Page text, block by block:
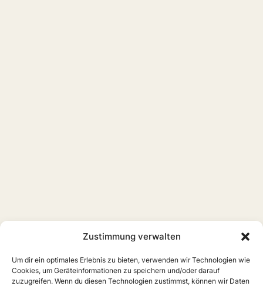
Zustimmung verwalten
Um dir ein optimales Erlebnis zu bieten, verwenden wir Technologien wie
Cookies, um Geräteinformationen zu speichern und/oder darauf
zuzugreifen. Wenn du diesen Technologien zustimmst, können wir Daten